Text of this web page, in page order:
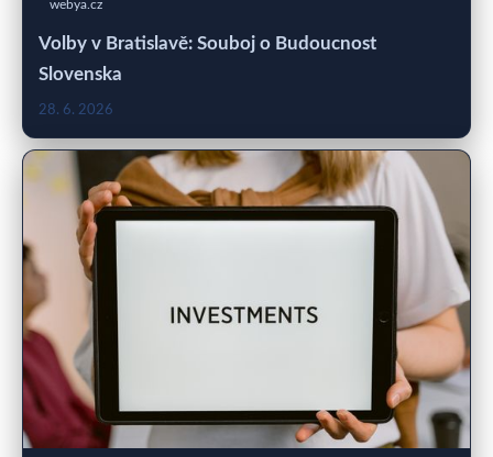
webya.cz
Volby v Bratislavě: Souboj o Budoucnost
Slovenska
28. 6. 2026